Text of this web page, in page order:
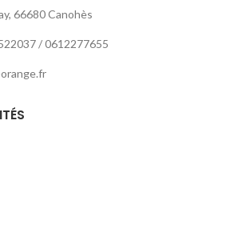
66680 Canohès
/ 0612277655